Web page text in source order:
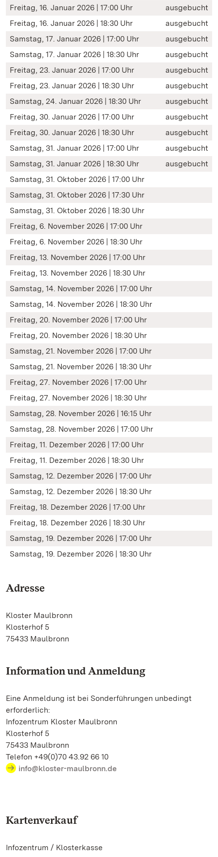
Freitag, 16. Januar 2026 | 17:00 Uhr
ausgebucht
Freitag, 16. Januar 2026 | 18:30 Uhr
ausgebucht
Samstag, 17. Januar 2026 | 17:00 Uhr
ausgebucht
Samstag, 17. Januar 2026 | 18:30 Uhr
ausgebucht
Freitag, 23. Januar 2026 | 17:00 Uhr
ausgebucht
Freitag, 23. Januar 2026 | 18:30 Uhr
ausgebucht
Samstag, 24. Januar 2026 | 18:30 Uhr
ausgebucht
Freitag, 30. Januar 2026 | 17:00 Uhr
ausgebucht
Freitag, 30. Januar 2026 | 18:30 Uhr
ausgebucht
Samstag, 31. Januar 2026 | 17:00 Uhr
ausgebucht
Samstag, 31. Januar 2026 | 18:30 Uhr
ausgebucht
Samstag, 31. Oktober 2026 | 17:00 Uhr
Samstag, 31. Oktober 2026 | 17:30 Uhr
Samstag, 31. Oktober 2026 | 18:30 Uhr
Freitag, 6. November 2026 | 17:00 Uhr
Freitag, 6. November 2026 | 18:30 Uhr
Freitag, 13. November 2026 | 17:00 Uhr
Freitag, 13. November 2026 | 18:30 Uhr
Samstag, 14. November 2026 | 17:00 Uhr
Samstag, 14. November 2026 | 18:30 Uhr
Freitag, 20. November 2026 | 17:00 Uhr
Freitag, 20. November 2026 | 18:30 Uhr
Samstag, 21. November 2026 | 17:00 Uhr
Samstag, 21. November 2026 | 18:30 Uhr
Freitag, 27. November 2026 | 17:00 Uhr
Freitag, 27. November 2026 | 18:30 Uhr
Samstag, 28. November 2026 | 16:15 Uhr
Samstag, 28. November 2026 | 17:00 Uhr
Freitag, 11. Dezember 2026 | 17:00 Uhr
Freitag, 11. Dezember 2026 | 18:30 Uhr
Samstag, 12. Dezember 2026 | 17:00 Uhr
Samstag, 12. Dezember 2026 | 18:30 Uhr
Freitag, 18. Dezember 2026 | 17:00 Uhr
Freitag, 18. Dezember 2026 | 18:30 Uhr
Samstag, 19. Dezember 2026 | 17:00 Uhr
Samstag, 19. Dezember 2026 | 18:30 Uhr
Adresse
Kloster Maulbronn
Klosterhof 5
75433 Maulbronn
Information und Anmeldung
Eine Anmeldung ist bei Sonderführungen unbedingt
erforderlich:
Infozentrum Kloster Maulbronn
Klosterhof 5
75433 Maulbronn
Telefon +49(0)70 43.92 66 10
info@kloster-maulbronn.de
Kartenverkauf
Infozentrum / Klosterkasse